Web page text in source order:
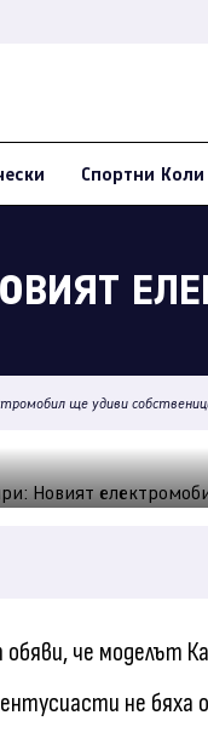
Спортни Коли
ще удиви
че моделът
не бяха